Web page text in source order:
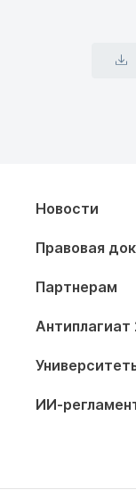
Новости
Правовая
Партнерам
Антиплагиат
ИИ-